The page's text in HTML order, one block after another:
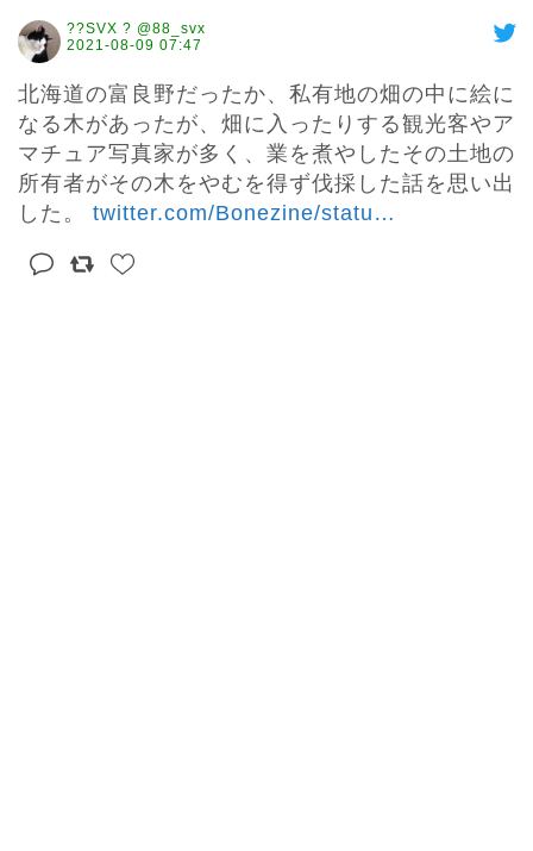
??SVX ? @88_svx
2021-08-09 07:47
北海道の富良野だったか、私有地の畑の中に絵に
なる木があったが、畑に入ったりする観光客やア
マチュア写真家が多く、業を煮やしたその土地の
所有者がその木をやむを得ず伐採した話を思い出
した。 twitter.com/Bonezine/statu …